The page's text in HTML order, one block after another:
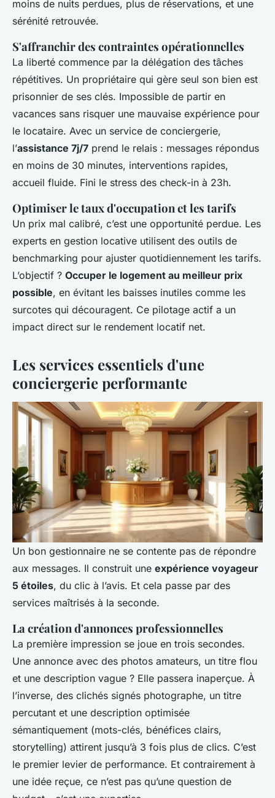
moins de nuits perdues, plus de réservations, et une
sérénité retrouvée.
S'affranchir des contraintes opérationnelles
La liberté commence par la délégation des tâches
répétitives. Un propriétaire qui gère seul son bien est
prisonnier de ses clés. Impossible de partir en
vacances sans risquer une mauvaise expérience pour
le locataire. Avec un service de conciergerie,
l’assistance 7j/7 prend le relais : messages répondus
en moins de 30 minutes, interventions rapides,
accueil fluide. Fini le stress des check-in à 23h.
Optimiser le taux d'occupation et les tarifs
Un prix mal calibré, c’est une opportunité perdue. Les
experts en gestion locative utilisent des outils de
benchmarking pour ajuster quotidiennement les tarifs.
L’objectif ? Occuper le logement au meilleur prix
possible, en évitant les baisses inutiles comme les
surcotes qui découragent. Ce pilotage actif a un
impact direct sur le rendement locatif net.
Les services essentiels d'une
conciergerie performante
Un bon gestionnaire ne se contente pas de répondre
aux messages. Il construit une expérience voyageur
5 étoiles, du clic à l’avis. Et cela passe par des
services maîtrisés à la seconde.
La création d'annonces professionnelles
La première impression se joue en trois secondes.
Une annonce avec des photos amateurs, un titre flou
et une description vague ? Elle passera inaperçue. À
l’inverse, des clichés signés photographe, un titre
percutant et une description optimisée
sémantiquement (mots-clés, bénéfices clairs,
storytelling) attirent jusqu’à 3 fois plus de clics. C’est
le premier levier de performance. Et contrairement à
une idée reçue, ce n’est pas qu’une question de